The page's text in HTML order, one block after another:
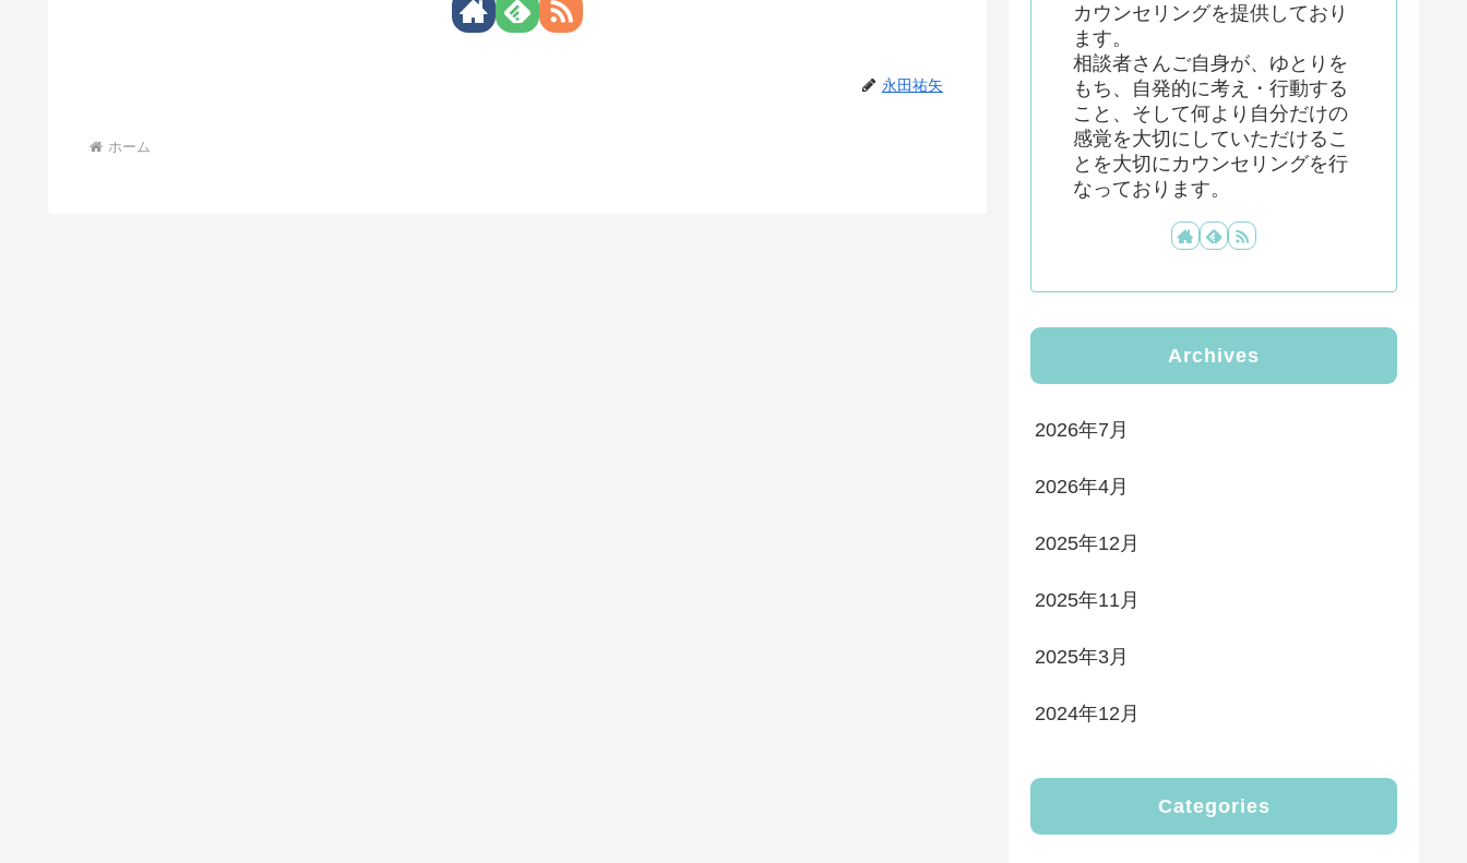
永田祐矢
ホーム
カウンセリングを提供しており
ます。
相談者さんご自身が、ゆとりを
もち、自発的に考え・行動する
こと、そして何より自分だけの
感覚を大切にしていただけるこ
とを大切にカウンセリングを行
なっております。
Archives
2026年7月
2026年4月
2025年12月
2025年11月
2025年3月
2024年12月
Categories